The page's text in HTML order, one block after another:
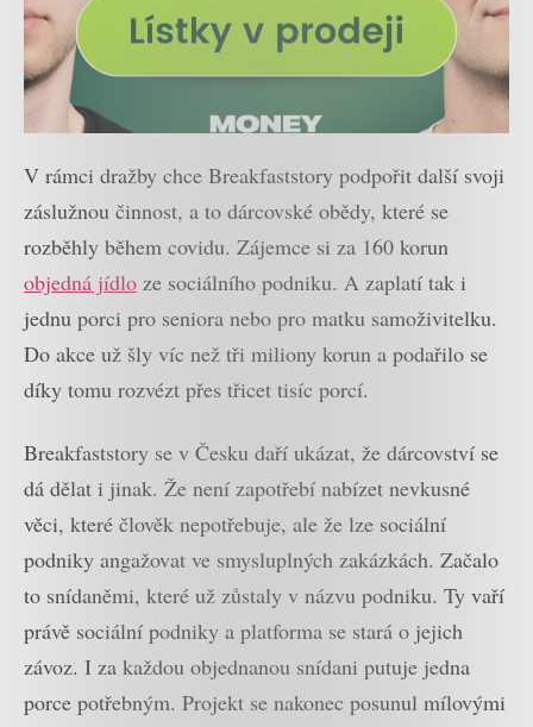
V rámci dražby chce Breakfaststory podpořit další svoji
záslužnou činnost, a to dárcovské obědy, které se
rozběhly během covidu. Zájemce si za 160 korun
objedná jídlo ze sociálního podniku. A zaplatí tak i
jednu porci pro seniora nebo pro matku samoživitelku.
Do akce už šly víc než tři miliony korun a podařilo se
díky tomu rozvézt přes třicet tisíc porcí.
Breakfaststory se v Česku daří ukázat, že dárcovství se
dá dělat i jinak. Že není zapotřebí nabízet nevkusné
věci, které člověk nepotřebuje, ale že lze sociální
podniky angažovat ve smysluplných zakázkách. Začalo
to snídaněmi, které už zůstaly v názvu podniku. Ty vaří
právě sociální podniky a platforma se stará o jejich
závoz. I za každou objednanou snídani putuje jedna
porce potřebným. Projekt se nakonec posunul mílovými